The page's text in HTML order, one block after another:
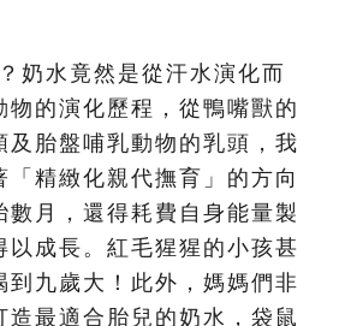
奶水竟然是從汗水演化而
物的演化歷程，從鴨嘴獸的
及胎盤哺乳動物的乳頭，我
精緻化親代撫育」的方向
數月，還得耗費自身能量製
以成長。紅毛猩猩的小孩甚
到九歲大！此外，媽媽們非
造最適合胎兒的奶水，袋鼠